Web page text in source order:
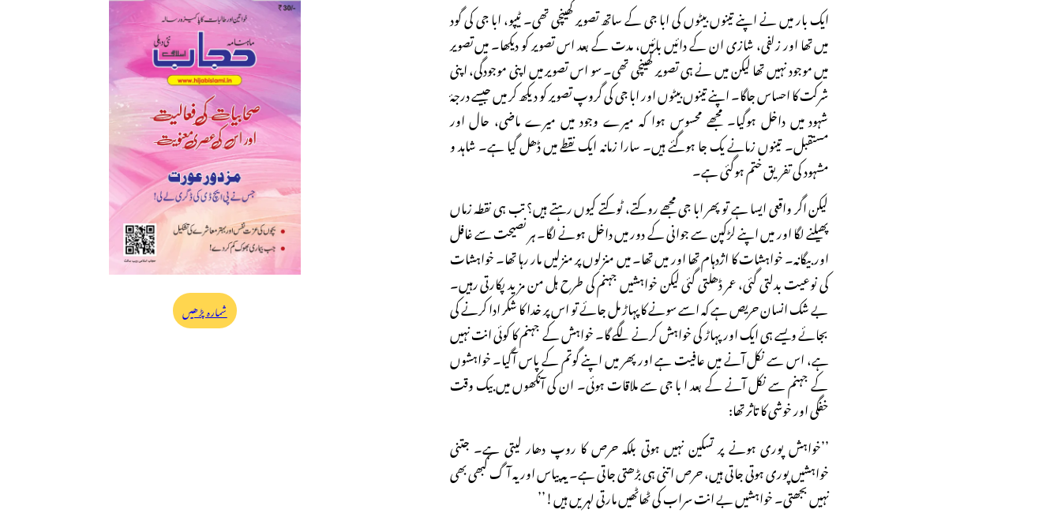
ایک بار میں نے اپنے تینوں بیٹوں کی ابا جی کے ساتھ تصویر کھینچی تھی۔ ٹیپو، ابا جی کی گود
میں تھا اور زلفی، شازی ان کے دائیں بائیں، مدت کے بعد اس تصویر کو دیکھا۔ میں تصویر
میں موجود نہیں تھا لیکن میں نے ہی تصویر کھینچی تھی۔ سو اس تصویر میں اپنی موجودگی، اپنی
شرکت کا احساس جاگا۔ اپنے تینوں بیٹوں اور ابا جی کی گروپ تصویر کو دیکھ کر میں جیسے درجۂ
شہود میں داخل ہوگیا۔ مجھے محسوس ہوا کہ میرے وجود میں میرے ماضی، حال اور
مستقبل۔ تینوں زمانے یک جا ہوگئے ہیں۔ سارا زمانہ ایک نقطے میں ڈھل گیا ہے۔ شاہد و
مشہود کی تفریق ختم ہوگئی ہے۔
لیکن اگر واقعی ایسا ہے تو پھر ابا جی مجھے روکتے، ٹوکتے کیوں رہتے ہیں؟ تب ہی نقطہ زماں
پھیلنے لگا اور میں اپنے لڑکپن سے جوانی کے دور میں داخل ہونے لگا۔ ہر نصیحت سے غافل
اور بیگانہ۔ خواہشات کا اژدہام تھا اور میں تھا۔ میں منزلوں پر منزلیں مار رہا تھا۔ خواہشات
کی نوعیت بدلتی گئی، عمر ڈھلتی گئی لیکن خواہشیں جہنم کی طرح ہل من مزید پکارتی رہیں۔
بے شک انسان حریص ہے کہ اسے سونے کا پہاڑ مل جائے تو اس پر خدا کا شکر ادا کرنے کی
بجائے ویسے ہی ایک اور پہاڑ کی خواہش کرنے لگے گا۔ خواہش کے جہنم کا کوئی انت نہیں
ہے، اس سے نکل آنے میں عافیت ہے اور پھر میں اپنے گوتم کے پاس آگیا۔ خواہشوں
کے جہنم سے نکل آنے کے بعد ا با جی سے ملاقات ہوئی۔ ان کی آنکھوں میں بیک وقت
خفگی اور خوشی کا تاثر تھا:
’’خواہش پوری ہونے پر تسکین نہیں ہوتی بلکہ حرص کا روپ دھار لیتی ہے۔ جتنی
خواہشیں پوری ہوتی جاتی ہیں، حرص اتنی ہی بڑھتی جاتی ہے۔ یہ پیاس اور یہ آگ کبھی بھی
نہیں بجھتی۔ خواہشیں بے انت سراب کی ٹھاٹھیں مارتی لہریں ہیں!’’
شمارہ پڑھیں